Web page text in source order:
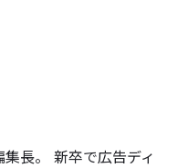
長。 新卒で広告ディ